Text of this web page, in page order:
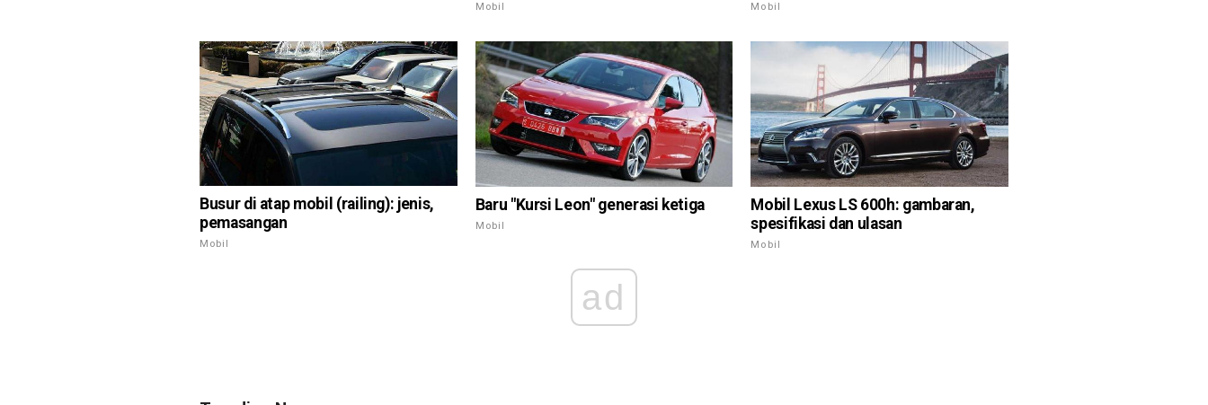
Mobil Mobil
Busur di atap mobil (railing): jenis,
pemasangan
Mobil
Baru "Kursi Leon" generasi ketiga
Mobil
Mobil Lexus LS 600h: gambaran,
spesifikasi dan ulasan
Mobil
ad